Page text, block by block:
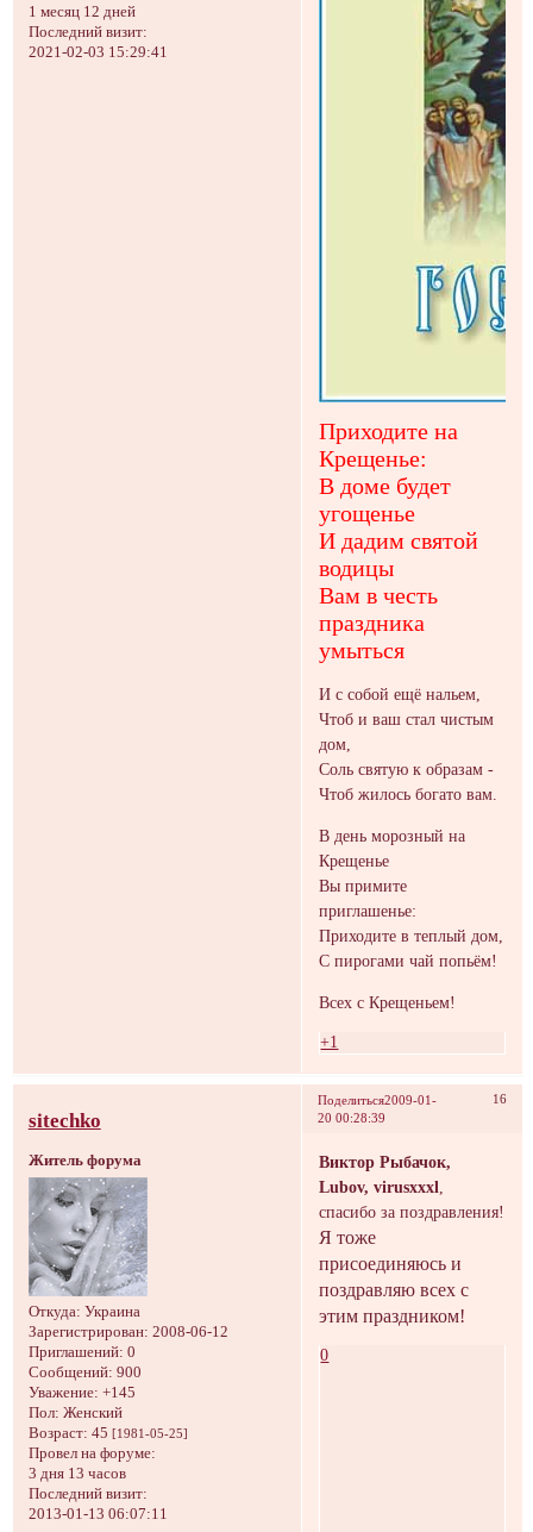
1 месяц 12 дней
Последний визит:
2021-02-03 15:29:41
Приходите на
Крещенье:
В доме будет
угощенье
И дадим святой
водицы
Вам в честь
праздника
умыться
И с собой ещё нальем,
Чтоб и ваш стал чистым
дом,
Соль святую к образам -
Чтоб жилось богато вам.
В день морозный на
Крещенье
Вы примите
приглашенье:
Приходите в теплый дом,
С пирогами чай попьём!
Всех с Крещеньем!
+1
Поделиться 16
2009-01-
20 00:28:39
sitechko
Житель форума
Откуда: Украина
Зарегистрирован: 2008-06-12
Приглашений: 0
Сообщений: 900
Уважение: +145
Пол: Женский
Возраст: 45 [1981-05-25]
Провел на форуме:
3 дня 13 часов
Последний визит:
2013-01-13 06:07:11
Виктор Рыбачок,
Lubov, virusxxxl,
спасибо за поздравления!
Я тоже
присоединяюсь и
поздравляю всех с
этим праздником!
0